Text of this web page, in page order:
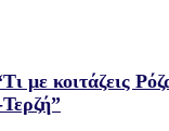
κοιτάζεις